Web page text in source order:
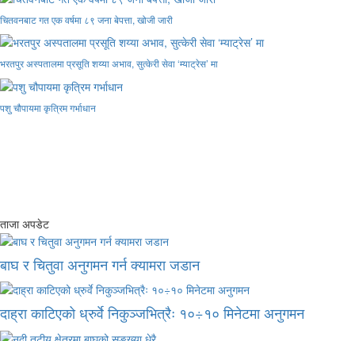
चितवनबाट गत एक वर्षमा ८९ जना बेपत्ता, खोजी जारी
भरतपुर अस्पतालमा प्रसूति शय्या अभाव, सुत्केरी सेवा ‘म्याट्रेस’ मा
पशु चौपायमा कृत्रिम गर्भाधान
ताजा अपडेट
बाघ र चितुवा अनुगमन गर्न क्यामरा जडान
दाह्रा काटिएको ध्रुर्वे निकुञ्जभित्रैः १०÷१० मिनेटमा अनुगमन